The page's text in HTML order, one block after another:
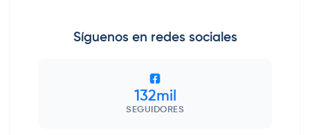
Síguenos en redes sociales
132mil
SEGUIDORES